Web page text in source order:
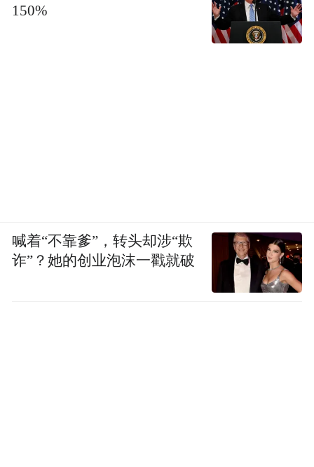
150%
喊着“不靠爹”，转头却涉“欺
诈”？她的创业泡沫一戳就破